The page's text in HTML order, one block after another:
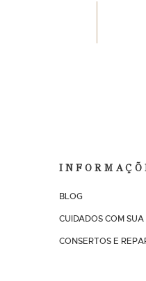
BLOG
CUIDADOS COM
CONSERTOS E